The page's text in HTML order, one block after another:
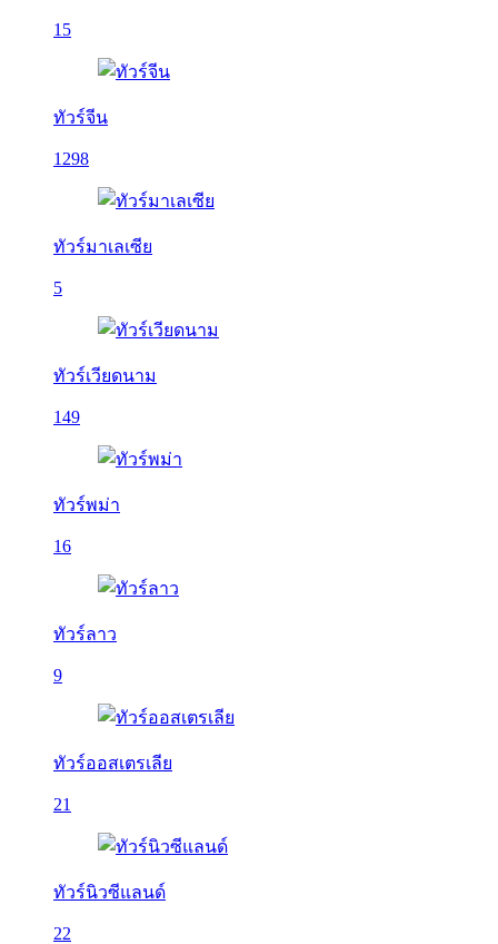
15
ทัวร์จีน
1298
ทัวร์มาเลเซีย
5
ทัวร์เวียดนาม
149
ทัวร์พม่า
16
ทัวร์ลาว
9
ทัวร์ออสเตรเลีย
21
ทัวร์นิวซีแลนด์
22